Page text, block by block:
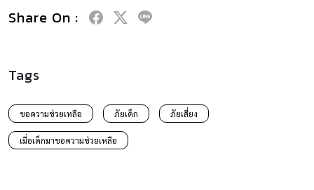
Share On :
Tags
ขอความช่วยเหลือ ภัยเด็ก ภัยเสี่ยง
เมื่อเด็กมาขอความช่วยเหลือ